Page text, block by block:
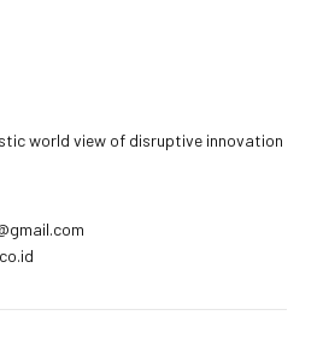
world view of disruptive innovation